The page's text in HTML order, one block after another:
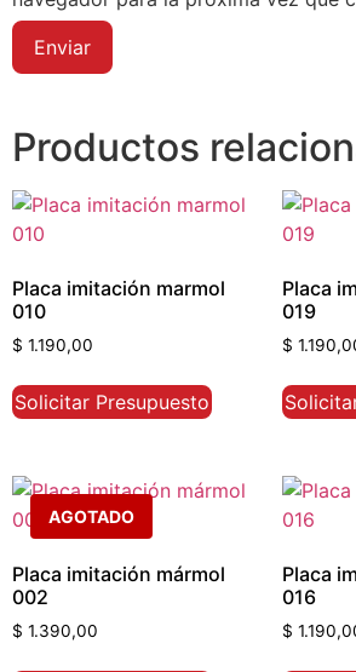
Productos
Placa imitación marmol
010
$ 1.190,00
Solicitar Presupuesto
Placa
019
$
AGOTADO
Placa imitación mármol
002
$ 1.390,00
Placa
016
$